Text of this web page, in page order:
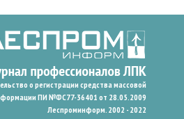
о регистрации средства массовой
ПИ №ФС77-36401 от 28.05.2009
Леспроминформ. 2002 - 2022